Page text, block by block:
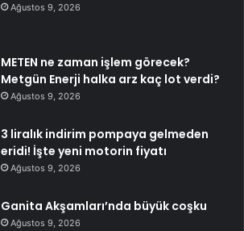
Ağustos 9, 2026
METEN ne zaman işlem görecek?
Metgün Enerji halka arz kaç lot verdi?
Ağustos 9, 2026
3 liralık indirim pompaya gelmeden
eridi! İşte yeni motorin fiyatı
Ağustos 9, 2026
Ganita Akşamları’nda büyük coşku
Ağustos 9, 2026